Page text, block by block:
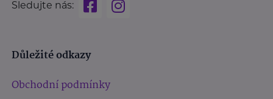
Sledujte nás:
Důležité odkazy
Obchodní podmínky